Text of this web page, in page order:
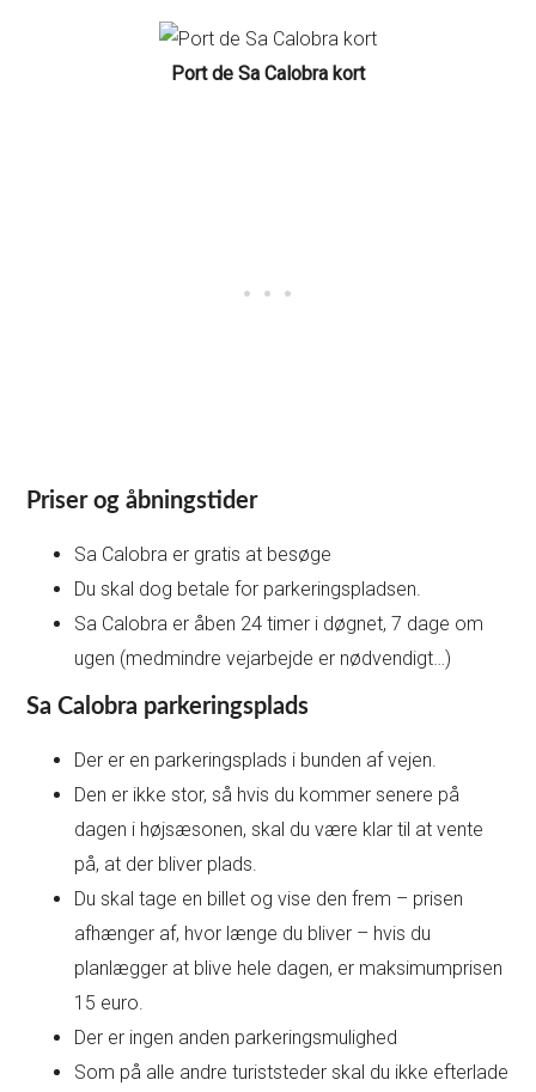
Port de Sa Calobra kort
Priser og åbningstider
Sa Calobra er gratis at besøge
Du skal dog betale for parkeringspladsen.
Sa Calobra er åben 24 timer i døgnet, 7 dage om
ugen (medmindre vejarbejde er nødvendigt…)
Sa Calobra parkeringsplads
Der er en parkeringsplads i bunden af vejen.
Den er ikke stor, så hvis du kommer senere på
dagen i højsæsonen, skal du være klar til at vente
på, at der bliver plads.
Du skal tage en billet og vise den frem – prisen
afhænger af, hvor længe du bliver – hvis du
planlægger at blive hele dagen, er maksimumprisen
15 euro.
Der er ingen anden parkeringsmulighed
Som på alle andre turiststeder skal du ikke efterlade